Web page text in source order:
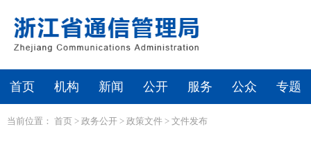
首页 机构 新闻 公开 服务 公众 专题
当前位置： 首页 > 政务公开 > 政策文件 > 文件发布